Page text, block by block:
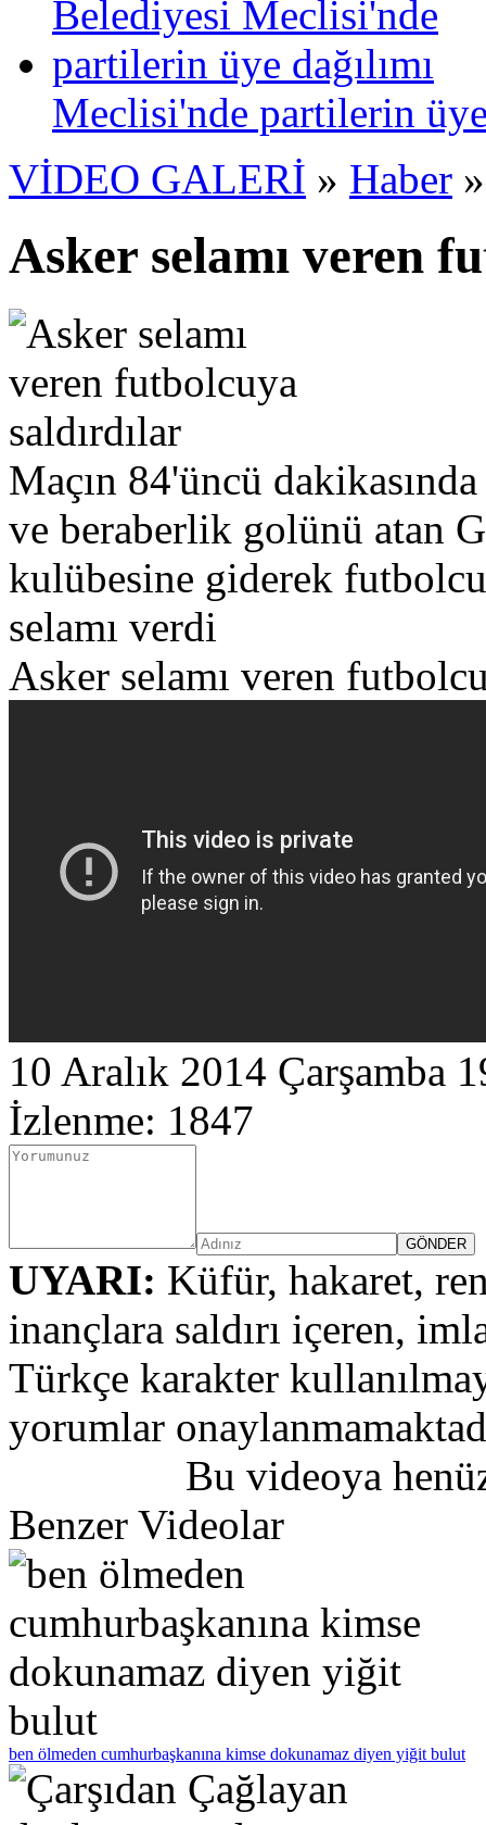
Meclisi'nde partilerin üye
VİDEO GALERİ » Haber »
Asker selamı veren
Maçın 84'üncü
ve beraberlik golünü atan
kulübesine giderek
selamı verdi
Asker selamı veren
10 Aralık 2014 Çarşamba
İzlenme: 1847
UYARI: Küfür, hakaret,
inançlara saldırı içeren,
Türkçe karakter
yorumlar
Bu videoya
Benzer Videolar
ben ölmeden cumhurbaşkanına kimse dokunamaz diyen yiğit bulut